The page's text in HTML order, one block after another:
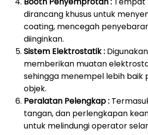
dirancang khusus untuk
coating, mencegah
diinginkan.
Sistem Elektrostatik :
memberikan muatan
sehingga menempel lebih baik
objek.
Peralatan Pelengkap :
tangan, dan perlengkapan
untuk melindungi operator